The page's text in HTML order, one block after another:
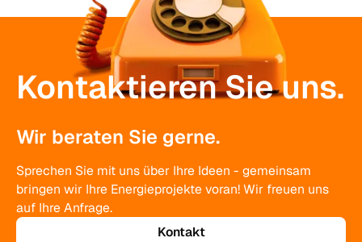
Kontaktieren Sie uns.
Wir beraten Sie gerne.
Sprechen Sie mit uns über Ihre Ideen - gemeinsam
bringen wir Ihre Energieprojekte voran! Wir freuen uns
auf Ihre Anfrage.
Kontakt